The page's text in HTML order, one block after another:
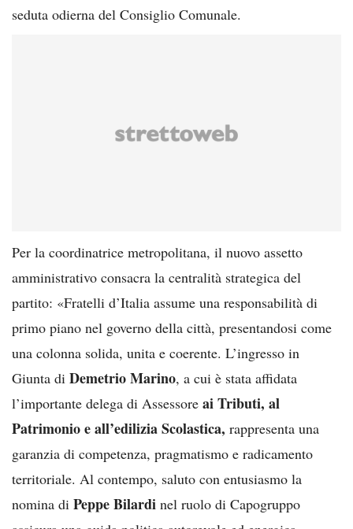
seduta odierna del Consiglio Comunale.
Per la coordinatrice metropolitana, il nuovo assetto
amministrativo consacra la centralità strategica del
partito: «Fratelli d’Italia assume una responsabilità di
primo piano nel governo della città, presentandosi come
una colonna solida, unita e coerente. L’ingresso in
Giunta di Demetrio Marino, a cui è stata affidata
l’importante delega di Assessore ai Tributi, al
Patrimonio e all’edilizia Scolastica, rappresenta una
garanzia di competenza, pragmatismo e radicamento
territoriale. Al contempo, saluto con entusiasmo la
nomina di Peppe Bilardi nel ruolo di Capogruppo